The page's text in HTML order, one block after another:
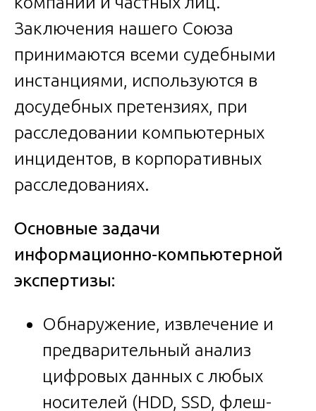
Заключения нашего Союза
принимаются всеми судебными
инстанциями, используются в
досудебных претензиях, при
расследовании компьютерных
инцидентов, в корпоративных
расследованиях.
Основные задачи
информационно-компьютерной
экспертизы:
Обнаружение, извлечение и
предварительный анализ
цифровых данных с любых
носителей (HDD, SSD, флеш-